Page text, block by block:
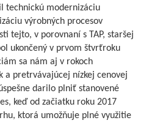
technickú modernizáciu
výrobných procesov
tejto, v porovnaní s TAP, staršej
ukončený v prvom štvrťroku
sa nám aj v rokoch
a pretrvávajúcej nízkej cenovej
darilo plniť stanovené
keď od začiatku roku 2017
ktorá umožňuje plné využitie